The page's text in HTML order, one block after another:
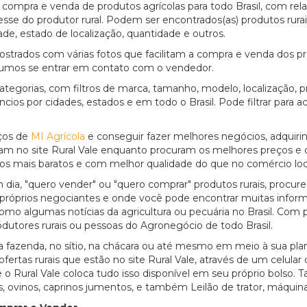
e venda de produtos agrícolas para todo Brasil, com
do produtor rural. Podem ser encontrados(as) produtos
estado de localização, quantidade e outros.
com várias fotos que facilitam a compra e venda dos
se entrar em contato com o vendedor.
com filtros de marca, tamanho, modelo, localização,
por cidades, estados e em todo o Brasil. Pode filtrar para
de MI Agrícola e conseguir fazer melhores negócios,
no site Rural Vale enquanto procuram os melhores preços
mais baratos e com melhor qualidade do que no comércio
"quero vender" ou "quero comprar" produtos rurais, procure
negociantes e onde você pode encontrar muitas
algumas notícias da agricultura ou pecuária no Brasil.
rurais ou pessoas do Agronegócio de todo Brasil.
fazenda, no sítio, na chácara ou até mesmo em meio à sua
rurais que estão no site Rural Vale, através de um
Rural Vale coloca tudo isso disponível em seu próprio bolso.
ovinos, caprinos jumentos, e também Leilão de trator,